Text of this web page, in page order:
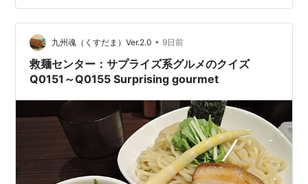
昼ご飯に弁当を注文した職場の同僚先輩。 その人はカツ
丼を注文したつもりだったらしいが、注文を間違えてと
んかつを頼んでたようでカツ丼が来るのを楽しみにして
たのに、とんかつが来たもんだからちょっとショックを
受けておられた。 そりゃあそうですよね、…
九州魂（くすだま）Ver.2.0 • 9日前
救麺センター：サプライズ系グルメのクイズ
Q0151～Q0155 Surprising gourmet